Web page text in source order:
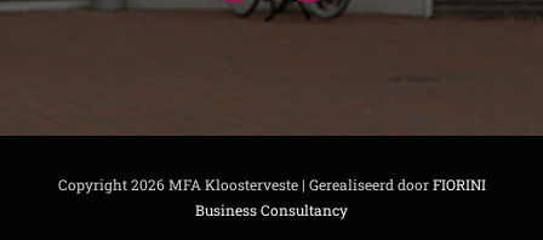
Copyright2026 MFA Kloosterveste | Gerealiseerd doorFIORINI
Business Consultancy